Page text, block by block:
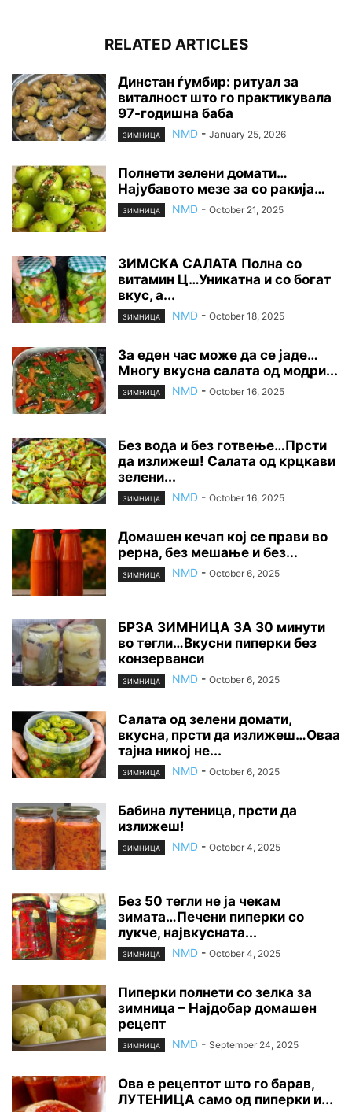
RELATED ARTICLES
Динстан ѓумбир: ритуал за
виталност што го практикувала
97-годишна баба
ЗИМНИЦА NMD - January 25, 2026
Полнети зелени домати…
Најубавото мезе за со ракија…
ЗИМНИЦА NMD - October 21, 2025
ЗИМСКА САЛАТА Полна со
витамин Ц…Уникатна и со богат
вкус, а...
ЗИМНИЦА NMD - October 18, 2025
За еден час може да се јаде…
Многу вкусна салата од модри...
ЗИМНИЦА NMD - October 16, 2025
Без вода и без готвење…Прсти
да излижеш! Салата од крцкави
зелени...
ЗИМНИЦА NMD - October 16, 2025
Домашен кечап кој се прави во
рерна, без мешање и без...
ЗИМНИЦА NMD - October 6, 2025
БРЗА ЗИМНИЦА ЗА 30 минути
во тегли…Вкусни пиперки без
конзерванси
ЗИМНИЦА NMD - October 6, 2025
Салата од зелени домати,
вкусна, прсти да излижеш…Оваа
тајна никој не...
ЗИМНИЦА NMD - October 6, 2025
Бабина лутеница, прсти да
излижеш!
ЗИМНИЦА NMD - October 4, 2025
Без 50 тегли не ја чекам
зимата…Печени пиперки со
лукче, највкусната...
ЗИМНИЦА NMD - October 4, 2025
Пиперки полнети со зелка за
зимница – Најдобар домашен
рецепт
ЗИМНИЦА NMD - September 24, 2025
Ова е рецептот што го барав,
ЛУТЕНИЦА само од пиперки и...